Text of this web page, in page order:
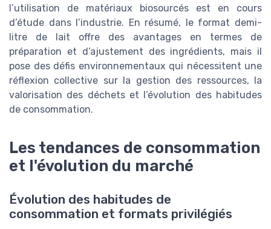
l’utilisation de matériaux biosourcés est en cours
d’étude dans l’industrie. En résumé, le format demi-
litre de lait offre des avantages en termes de
préparation et d’ajustement des ingrédients, mais il
pose des défis environnementaux qui nécessitent une
réflexion collective sur la gestion des ressources, la
valorisation des déchets et l’évolution des habitudes
de consommation.
Les tendances de consommation
et l'évolution du marché
Évolution des habitudes de
consommation et formats privilégiés